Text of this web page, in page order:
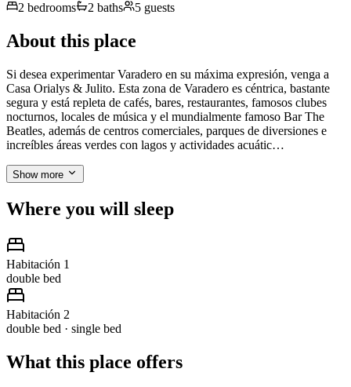
2 bedrooms 2 baths 5 guests
About this place
Si desea experimentar Varadero en su máxima expresión, venga a
Casa Orialys & Julito. Esta zona de Varadero es céntrica, bastante
segura y está repleta de cafés, bares, restaurantes, famosos clubes
nocturnos, locales de música y el mundialmente famoso Bar The
Beatles, además de centros comerciales, parques de diversiones e
increíbles áreas verdes con lagos y actividades acuátic…
Show more
Where you will sleep
Habitación 1
double bed
Habitación 2
double bed · single bed
What this place offers